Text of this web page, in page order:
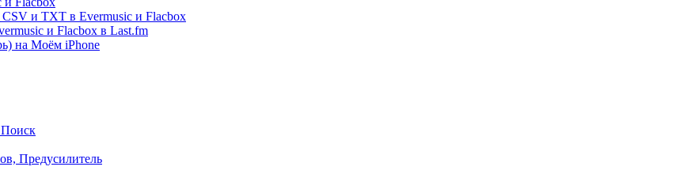
и TXT в Evermusic и Flacbox
и Flacbox в Last.fm
на Моём iPhone
Предусилитель